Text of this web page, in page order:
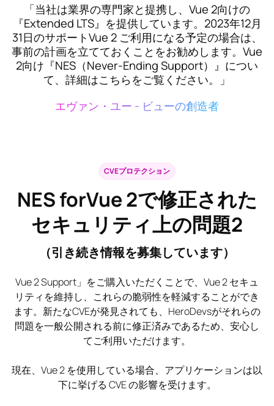
「当社は業界の専門家と提携し、Vue 2向けの
『Extended LTS』を提供しています。2023年12月
31日のサポートVue 2 ご利用になる予定の場合は、
事前の計画を立てておくことをお勧めします。Vue
2向け『NES（Never-Ending Support）』につい
て、詳細はこちらをご覧ください。」
エヴァン・ユー - ビューの創造者
CVEプロテクション
NES forVue 2で修正された
セキュリティ上の問題2
（引き続き情報を募集しています）
Vue 2 Support」をご購入いただくことで、Vue 2 セキュ
リティを維持し、これらの脆弱性を軽減することができ
ます。新たなCVEが発見されても、HeroDevsがそれらの
問題を一般公開される前に修正済みであるため、安心し
てご利用いただけます。
現在、Vue 2 を使用している場合、アプリケーションは以
下に挙げる CVE の影響を受けます。